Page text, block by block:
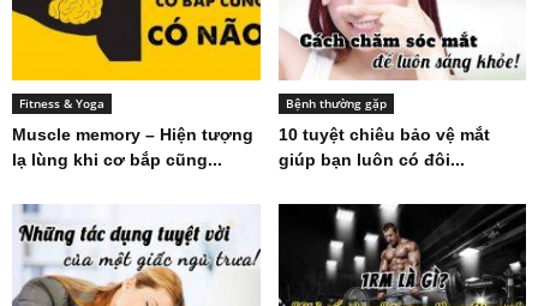
Fitness & Yoga
Muscle memory – Hiện tượng
lạ lùng khi cơ bắp cũng...
Bệnh thường gặp
10 tuyệt chiêu bảo vệ mắt
giúp bạn luôn có đôi...